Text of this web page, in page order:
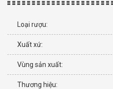
Loại rượu:
Xuất xứ:
Vùng sản xuất:
Thương hiệu: